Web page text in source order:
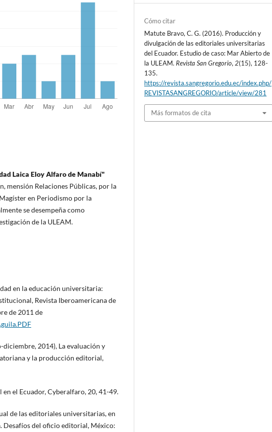
Laica Eloy Alfaro de Manabí"
mensión Relaciones Públicas, por la
en Periodismo por la
se desempeña como
de la ULEAM.
en la educación universitaria:
Revista Iberoamericana de
de 2011 de
diciembre, 2014), La evaluación y
y la producción editorial,
el Ecuador, Cyberalfaro, 20, 41-49.
de las editoriales universitarias, en
Desafíos del oficio editorial, México:
Cómo citar
Matute Bravo, C. G. (2016). Producción y
divulgación de las editoriales universitarias
del Ecuador. Estudio de caso: Mar Abierto de
la ULEAM. Revista San Gregorio, 2(15), 128-
135.
https://revista.sangregorio.edu.ec/index.php/
REVISTASANGREGORIO/article/view/281
Más formatos de cita